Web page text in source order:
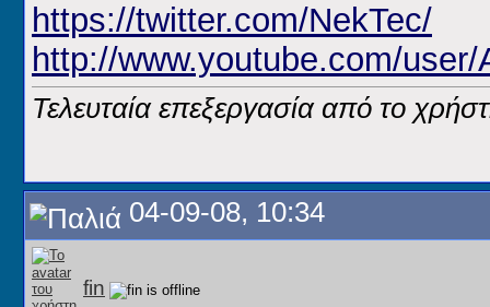
https://twitter.com/NekTec/
http://www.youtube.com/
Τελευταία επεξεργασία από το
04-09-08, 10:34
fin